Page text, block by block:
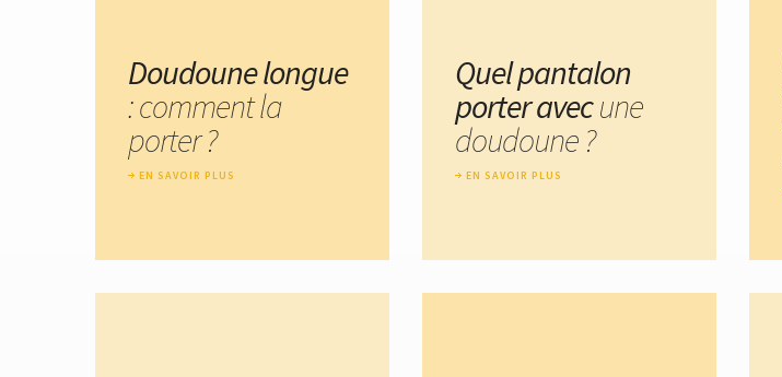
Doudoune longue
: comment la
porter ?
EN SAVOIR PLUS
Quel pantalon
porter avecune
doudoune ?
EN SAVOIR PLUS